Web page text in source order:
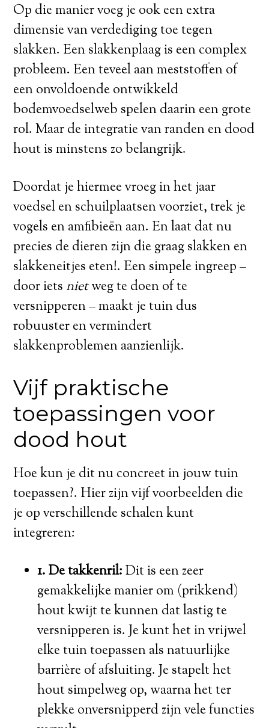
Op die manier voeg je ook een extra
dimensie van verdediging toe tegen
slakken. Een slakkenplaag is een complex
probleem. Een teveel aan meststoffen of
een onvoldoende ontwikkeld
bodemvoedselweb spelen daarin een grote
rol. Maar de integratie van randen en dood
hout is minstens zo belangrijk.
Doordat je hiermee vroeg in het jaar
voedsel en schuilplaatsen voorziet, trek je
vogels en amfibieën aan. En laat dat nu
precies de dieren zijn die graag slakken en
slakkeneitjes eten!. Een simpele ingreep –
door iets nietweg te doen of te
versnipperen – maakt je tuin dus
robuuster en vermindert
slakkenproblemen aanzienlijk.
Vijf praktische
toepassingen voor
dood hout
Hoe kun je dit nu concreet in jouw tuin
toepassen?. Hier zijn vijf voorbeelden die
je op verschillende schalen kunt
integreren:
1. De takkenril:Dit is een zeer
gemakkelijke manier om (prikkend)
hout kwijt te kunnen dat lastig te
versnipperen is. Je kunt het in vrijwel
elke tuin toepassen als natuurlijke
barrière of afsluiting. Je stapelt het
hout simpelweg op, waarna het ter
plekke onversnipperd zijn vele functies